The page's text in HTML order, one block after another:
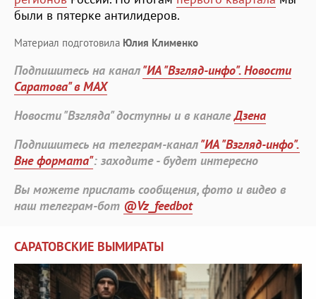
были в пятерке антилидеров.
Материал подготовила Юлия Клименко
Подпишитесь на канал"ИА "Взгляд-инфо". Новости
Саратова" в MAX
Новости "Взгляда" доступны и в каналеДзена
Подпишитесь на телеграм-канал"ИА "Взгляд-инфо".
Вне формата": заходите - будет интересно
Вы можете прислать сообщения, фото и видео в
наш телеграм-бот @Vz_feedbot
САРАТОВСКИЕ ВЫМИРАТЫ